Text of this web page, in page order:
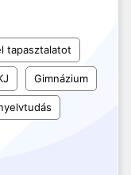
tapasztalatot
Gimnázium